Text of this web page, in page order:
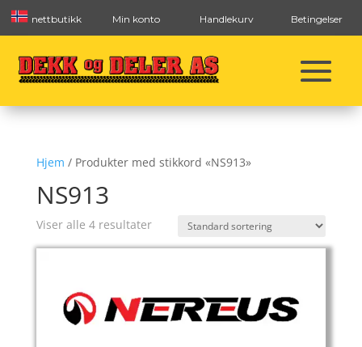
nettbutikk Min konto Handlekurv Betingelser
Hjem / Produkter med stikkord «NS913»
NS913
Viser alle 4 resultater